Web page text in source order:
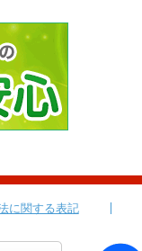
に関する表記